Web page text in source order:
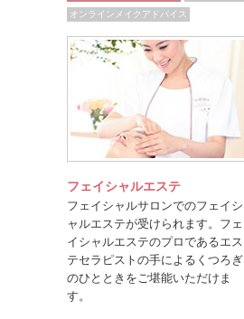
オンラインメイクアドバイス
フェイシャルエステ
フェイシャルサロンでのフェイシ
ャルエステが受けられます。フェ
イシャルエステのプロであるエス
テセラピストの手によるくつろぎ
のひとときをご堪能いただけま
す。